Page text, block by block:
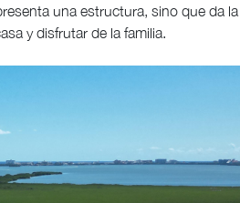
una estructura, sino que da la
y disfrutar de la familia.